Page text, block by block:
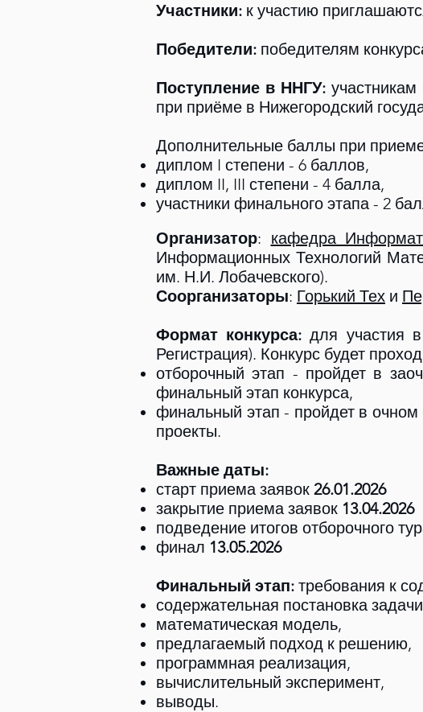
Участники: к участию
Победители: победителям
Поступление в ННГУ:участникам
при приёме в Нижегородский
Дополнительные баллы при
диплом I степени - 6 баллов,
диплом II, III степени - 4 балла,
участники финального этапа - 2
Организатор: кафедра
Информационных Технологий
им. Н.И. Лобачевского).
Соорганизаторы: Горький Тех и
Формат конкурса: для участия
Регистрация). Конкурс будет
отборочный этап - пройдет в
финальный этап конкурса,
финальный этап - пройдет в
проекты.
Важные даты:
старт приема заявок 26.01.2026
закрытие приема заявок 13.04.2026
подведение итогов отборочного
финал 13.05.2026
Финальный этап: требования к
содержательная постановка
математическая модель,
предлагаемый подход к решению,
программная реализация,
вычислительный эксперимент,
выводы.